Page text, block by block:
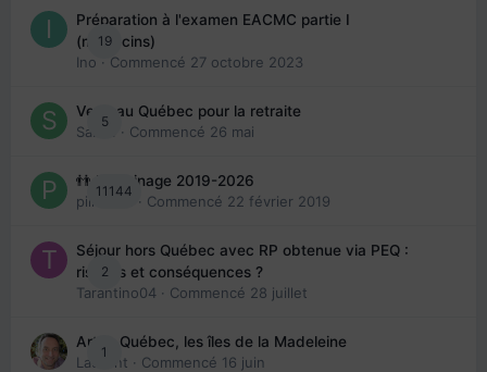
19
Préparation à l'examen EACMC partie I
(médecins)
Ino · Commencé 27 octobre 2023
5
Venir au Québec pour la retraite
Sab74
· Commencé 26 mai
11144
👬 Parrainage 2019-2026
piinoush · Commencé 22 février 2019
2
Séjour hors Québec avec RP obtenue via PEQ :
risques et conséquences ?
Tarantino04 · Commencé 28 juillet
1
Arte : Québec, les îles de la Madeleine
Laurent · Commencé 16 juin